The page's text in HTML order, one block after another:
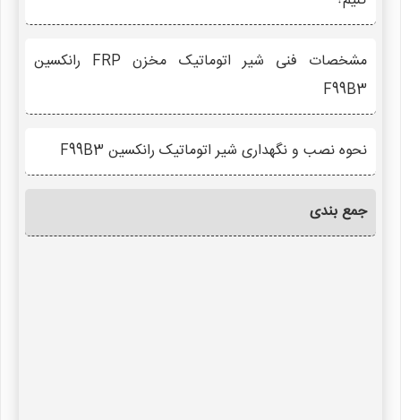
مشخصات فنی شیر اتوماتیک مخزن FRP رانکسین
F99B3
نحوه نصب و نگهداری شیر اتوماتیک رانکسین F99B3
جمع بندی